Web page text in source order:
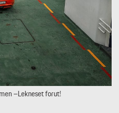
–Lekneset forut!